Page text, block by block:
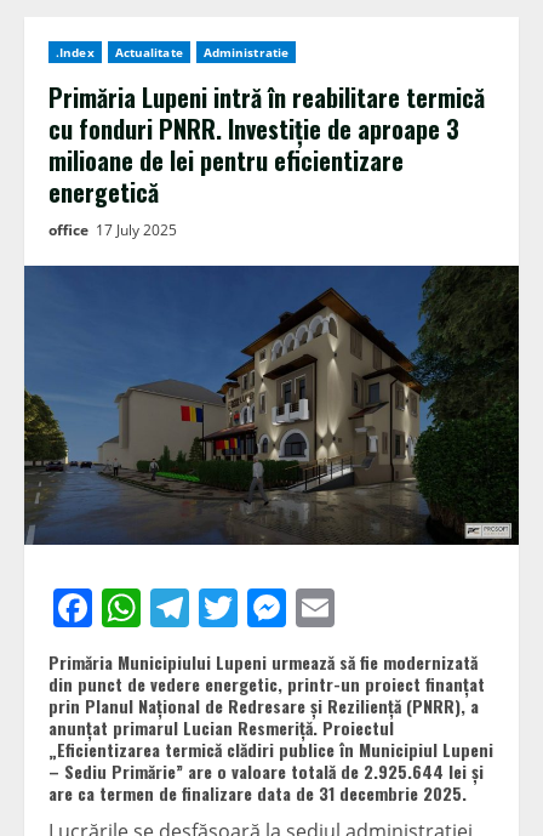
.Index Actualitate Administratie
Primăria Lupeni intră în reabilitare termică
cu fonduri PNRR. Investiție de aproape 3
milioane de lei pentru eficientizare
energetică
office 17 July 2025
Facebook
WhatsApp
Telegram
TwitterMessenger
Primăria Municipiului Lupeni urmează să fie modernizată
din punct de vedere energetic, printr-un proiect finanțat
prin Planul Național de Redresare și Reziliență (PNRR), a
anunțat primarul Lucian Resmeriță. Proiectul
„Eficientizarea termică clădiri publice în Municipiul Lupeni
– Sediu Primărie” are o valoare totală de 2.925.644 lei și
are ca termen de finalizare data de 31 decembrie 2025.